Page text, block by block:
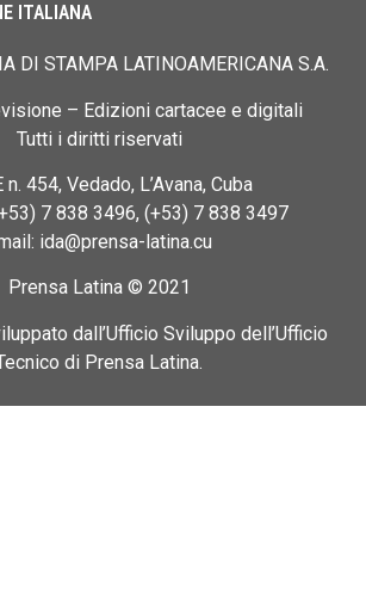
ITALIANA
DI STAMPA LATINOAMERICANA S.A.
– Edizioni cartacee e digitali
Tutti i diritti riservati
n. 454, Vedado, L’Avana, Cuba
7 838 3496, (+53) 7 838 3497
ida@prensa-latina.cu
Prensa Latina © 2021
dall’Ufficio Sviluppo dell’Ufficio
di Prensa Latina.